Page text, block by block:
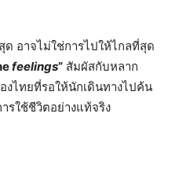
ด อาจไม่ใช่การไปให้ไกลที่สุด
feelings” สัมผัสกับหลาก
งไทยที่รอให้นักเดินทางไปค้น
รใช้ชีวิตอย่างแท้จริง